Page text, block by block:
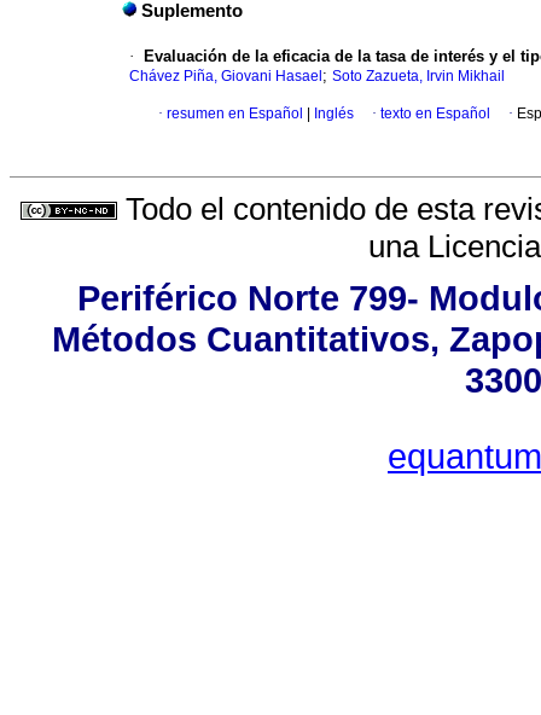
Suplemento
· Evaluación de la eficacia de la tasa de interés y el
Chávez Piña, Giovani Hasael ; Soto Zazueta, Irvin Mikhail
· resumen en Español Inglés · texto en Español ·
Todo el contenido de esta
una
Periférico Norte 799-
Métodos Cuantitativos,